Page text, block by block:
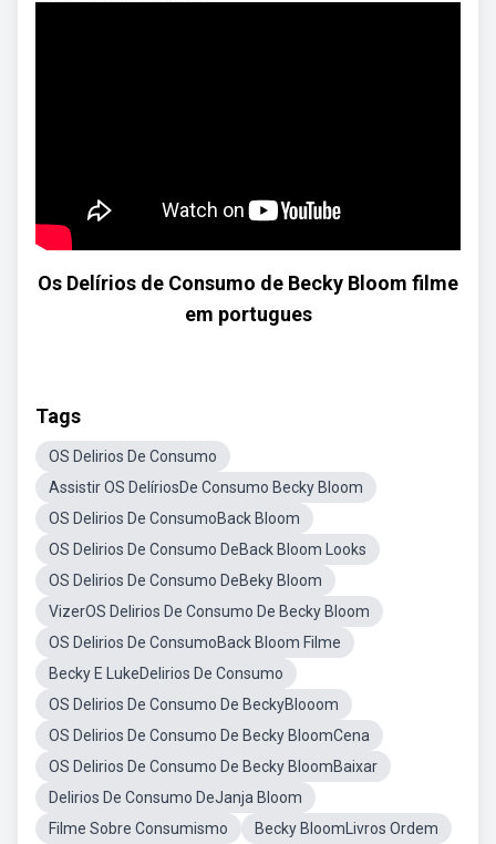
Os Delírios de Consumo de Becky Bloom filme
em portugues
Tags
OS Delirios De Consumo
Assistir OS DelíriosDe Consumo Becky Bloom
OS Delirios De ConsumoBack Bloom
OS Delirios De Consumo DeBack Bloom Looks
OS Delirios De Consumo DeBeky Bloom
VizerOS Delirios De Consumo De Becky Bloom
OS Delirios De ConsumoBack Bloom Filme
Becky E LukeDelirios De Consumo
OS Delirios De Consumo De BeckyBlooom
OS Delirios De Consumo De Becky BloomCena
OS Delirios De Consumo De Becky BloomBaixar
Delirios De Consumo DeJanja Bloom
Filme Sobre Consumismo
Becky BloomLivros Ordem